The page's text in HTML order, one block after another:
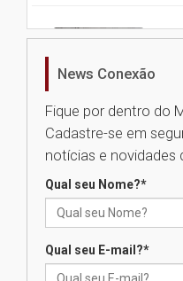
das
News Conexão
Fique por dentro do
Cadastre-se em
notícias e novidades
Qual seu Nome?*
Qual seu E-mail?*